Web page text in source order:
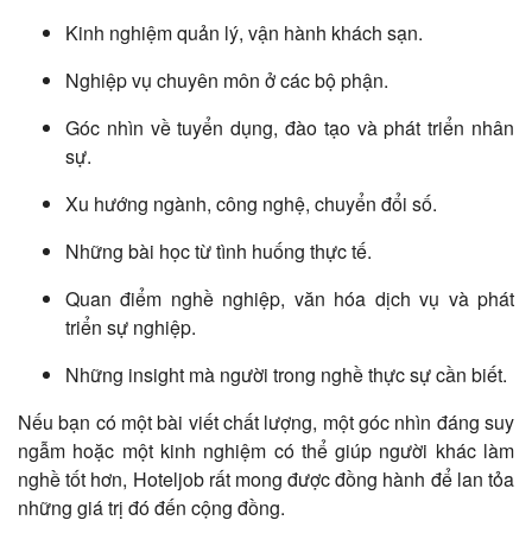
Kinh nghiệm quản lý, vận hành khách sạn.
Nghiệp vụ chuyên môn ở các bộ phận.
Góc nhìn về tuyển dụng, đào tạo và phát triển nhân
sự.
Xu hướng ngành, công nghệ, chuyển đổi số.
Những bài học từ tình huống thực tế.
Quan điểm nghề nghiệp, văn hóa dịch vụ và phát
triển sự nghiệp.
Những insight mà người trong nghề thực sự cần biết.
Nếu bạn có một bài viết chất lượng, một góc nhìn đáng suy
ngẫm hoặc một kinh nghiệm có thể giúp người khác làm
nghề tốt hơn, Hoteljob rất mong được đồng hành để lan tỏa
những giá trị đó đến cộng đồng.